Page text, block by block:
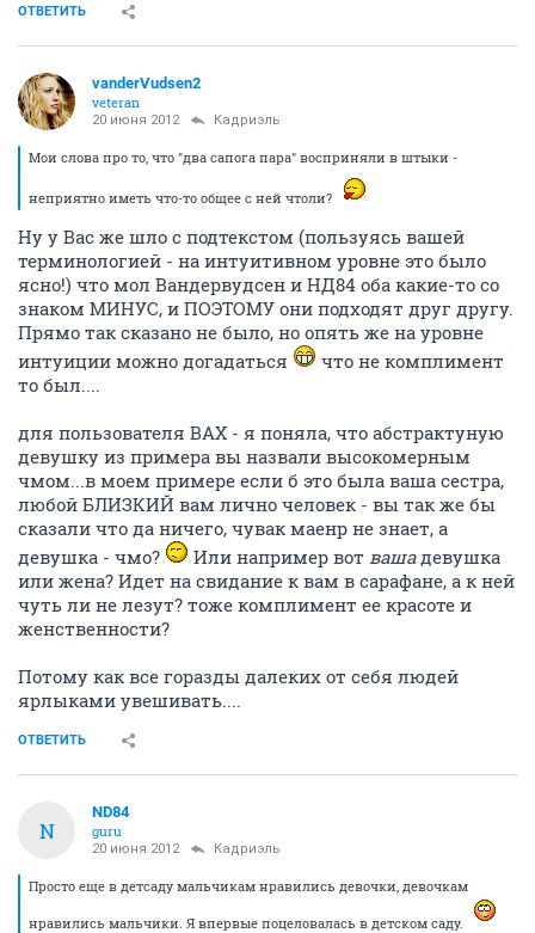
ОТВЕТИТЬ
vanderVudsen2
veteran
20 июня 2012 Кадриэль
Мои слова про то, что "два сапога пара" восприняли в штыки -
неприятно иметь что-то общее с ней чтоли?
Ну у Вас же шло с подтекстом (пользуясь вашей
терминологией - на интуитивном уровне это было
ясно!) что мол Вандервудсен и НД84 оба какие-то со
знаком МИНУС, и ПОЭТОМУ они подходят друг другу.
Прямо так сказано не было, но опять же на уровне
интуиции можно догадаться
что не комплимент
то был....
для пользователя BAX - я поняла, что абстрактуную
девушку из примера вы назвали высокомерным
чмом...в моем примере если б это была ваша сестра,
любой БЛИЗКИЙ вам лично человек - вы так же бы
сказали что да ничего, чувак маенр не знает, а
девушка - чмо?
Или например вот вашадевушка
или жена? Идет на свидание к вам в сарафане, а к ней
чуть ли не лезут? тоже комплимент ее красоте и
женственности?
Потому как все горазды далеких от себя людей
ярлыками увешивать....
ОТВЕТИТЬ
N
ND84
guru
20 июня 2012 Кадриэль
Просто еще в детсаду мальчикам нравились девочки, девочкам
нравились мальчики. Я впервые поцеловалась в детском саду.